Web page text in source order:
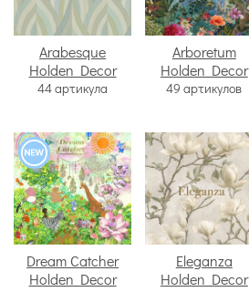
Arabesque
Holden Decor
44 артикула
Arboretum
Holden Decor
49 артикулов
Dream Catcher
Holden Decor
Eleganza
Holden Decor